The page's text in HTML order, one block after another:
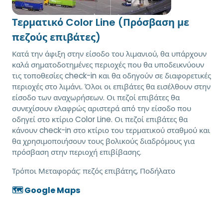
Τερματικό Color Line (Πρόσβαση με
πεζούς επιβάτες)
Κατά την άφιξη στην είσοδο του λιμανιού, θα υπάρχουν
καλά σηματοδοτημένες περιοχές που θα υποδεικνύουν
τις τοποθεσίες check-in και θα οδηγούν σε διαφορετικές
περιοχές στο λιμάνι. Όλοι οι επιβάτες θα εισέλθουν στην
είσοδο των αναχωρήσεων. Οι πεζοί επιβάτες θα
συνεχίσουν ελαφρώς αριστερά από την είσοδο που
οδηγεί στο κτίριο Color Line. Οι πεζοί επιβάτες θα
κάνουν check-in στο κτίριο του τερματικού σταθμού και
θα χρησιμοποιήσουν τους βολικούς διαδρόμους για
πρόσβαση στην περιοχή επιβίβασης.
Τρόποι Μεταφοράς: πεζός επιβάτης, Ποδήλατο
🗺️ Google Maps